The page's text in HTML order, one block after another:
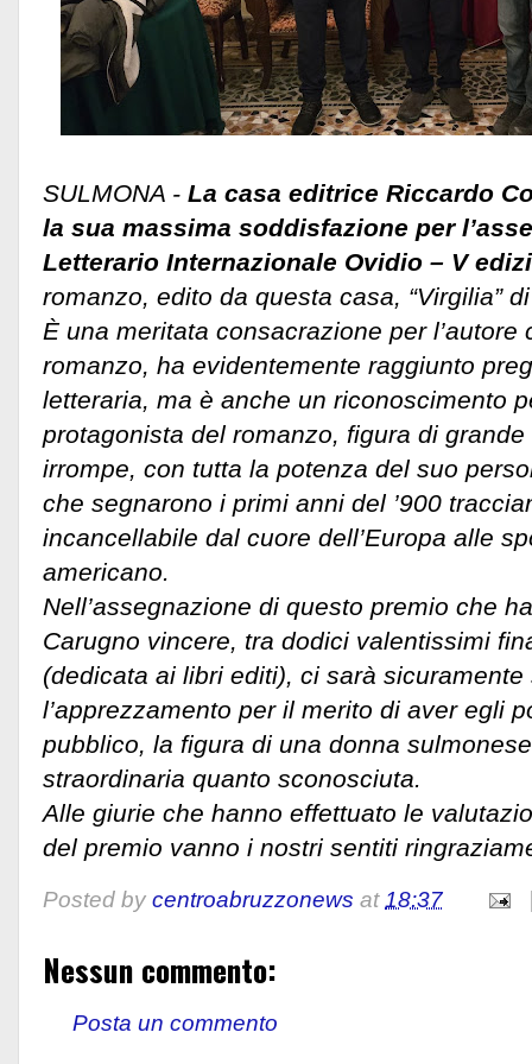
SULMONA - La casa editrice Riccardo
la sua massima soddisfazione per
Letterario Internazionale Ovidio – V
romanzo, edito da questa casa, “Virgilia”
È una meritata consacrazione per
romanzo, ha evidentemente raggiunto
letteraria, ma è anche un riconoscimento
protagonista del romanzo, figura di
irrompe, con tutta la potenza del suo
che segnarono i primi anni del ’900
incancellabile dal cuore dell’Europa alle
americano.
Nell’assegnazione di questo premio che
Carugno vincere, tra dodici valentissimi
(dedicata ai libri editi), ci sarà sicuramente
l’apprezzamento per il merito di aver egli
pubblico, la figura di una donna
straordinaria quanto sconosciuta.
Alle giurie che hanno effettuato le
del premio vanno i nostri sentiti
Posted by centroabruzzonews at18:37
Nessun commento:
Posta un commento